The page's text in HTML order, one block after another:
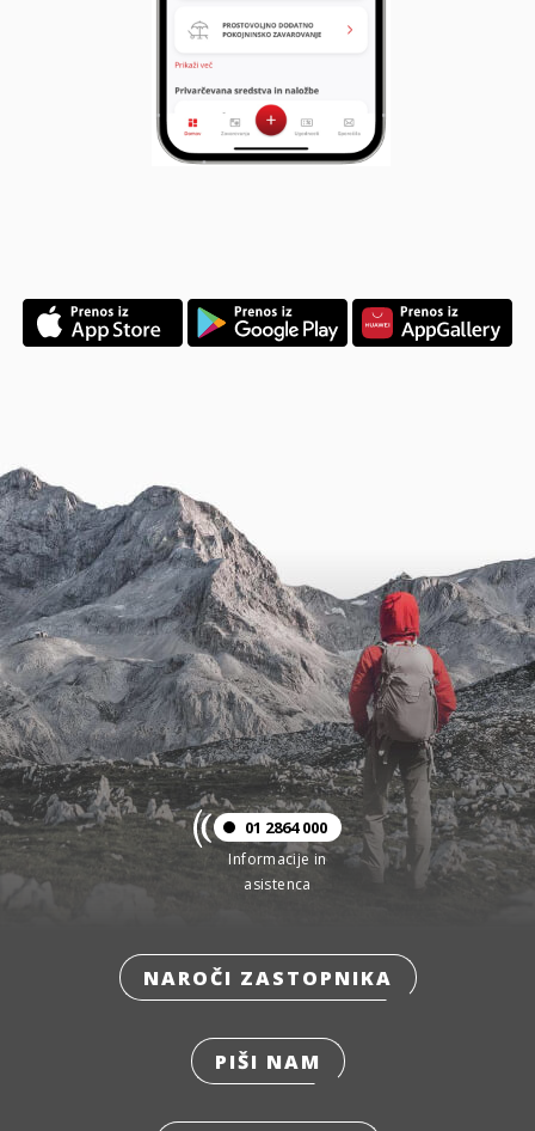
01 2864 000
Informacije in
asistenca
NAROČI ZASTOPNIKA
PIŠI NAM